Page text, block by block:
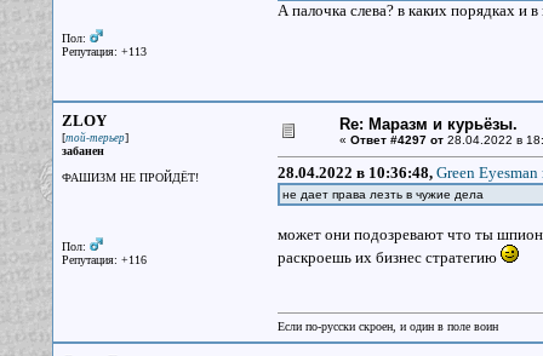
Пол:
Репутация: +113
А палочка слева? в каких порядках и в
ZLOY
[той-терьер]
забанен
ФАШИЗМ НЕ ПРОЙДЁТ!
Пол:
Репутация: +116
Re: Маразм и курьёзы.
« Ответ #4297 от28.04.2022 в
28.04.2022 в 10:36:48, Green Eyesman
не дает права лезть в чужие дела
может они подозревают что ты
раскроешь их бизнес стратегию
Если по-русски скроен, и один в поле воин